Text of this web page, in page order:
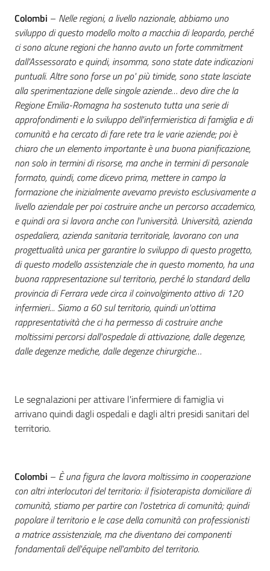
Colombi – Nelle regioni, a livello nazionale, abbiamo uno
sviluppo di questo modello molto a macchia di leopardo, perché
ci sono alcune regioni che hanno avuto un forte commitment
dall'Assessorato e quindi, insomma, sono state date indicazioni
puntuali. Altre sono forse un po' più timide, sono state lasciate
alla sperimentazione delle singole aziende… devo dire che la
Regione Emilia-Romagna ha sostenuto tutta una serie di
approfondimenti e lo sviluppo dell'infermieristica di famiglia e di
comunità e ha cercato di fare rete tra le varie aziende; poi è
chiaro che un elemento importante è una buona pianificazione,
non solo in termini di risorse, ma anche in termini di personale
formato, quindi, come dicevo prima, mettere in campo la
formazione che inizialmente avevamo previsto esclusivamente a
livello aziendale per poi costruire anche un percorso accademico,
e quindi ora si lavora anche con l'università. Università, azienda
ospedaliera, azienda sanitaria territoriale, lavorano con una
progettualità unica per garantire lo sviluppo di questo progetto,
di questo modello assistenziale che in questo momento, ha una
buona rappresentazione sul territorio, perché lo standard della
provincia di Ferrara vede circa il coinvolgimento attivo di 120
infermieri... Siamo a 60 sul territorio, quindi un'ottima
rappresentatività che ci ha permesso di costruire anche
moltissimi percorsi dall'ospedale di attivazione, dalle degenze,
dalle degenze mediche, dalle degenze chirurgiche…
Le segnalazioni per attivare l'infermiere di famiglia vi
arrivano quindi dagli ospedali e dagli altri presidi sanitari del
territorio.
Colombi – È una figura che lavora moltissimo in cooperazione
con altri interlocutori del territorio: il fisioterapista domiciliare di
comunità, stiamo per partire con l'ostetrica di comunità; quindi
popolare il territorio e le case della comunità con professionisti
a matrice assistenziale, ma che diventano dei componenti
fondamentali dell'équipe nell'ambito del territorio.